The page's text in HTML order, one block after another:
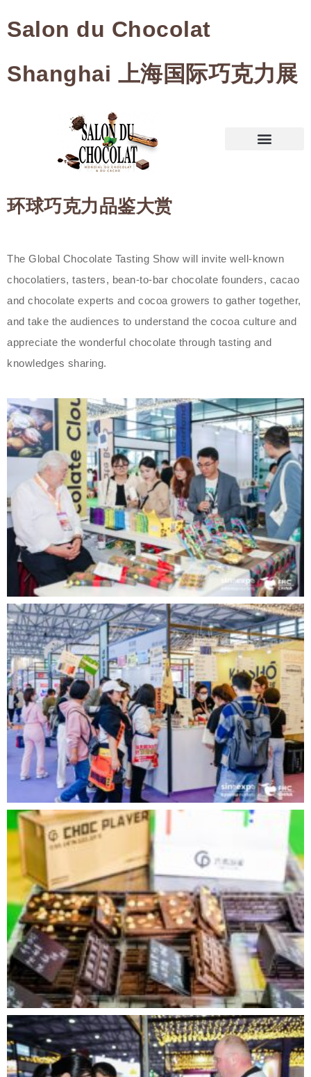
Salon du Chocolat
Shanghai 上海国际巧克力展
环球巧克力品鉴大赏
The Global Chocolate Tasting Show will invite well-known
chocolatiers, tasters, bean-to-bar chocolate founders, cacao
and chocolate experts and cocoa growers to gather together,
and take the audiences to understand the cocoa culture and
appreciate the wonderful chocolate through tasting and
knowledges sharing.